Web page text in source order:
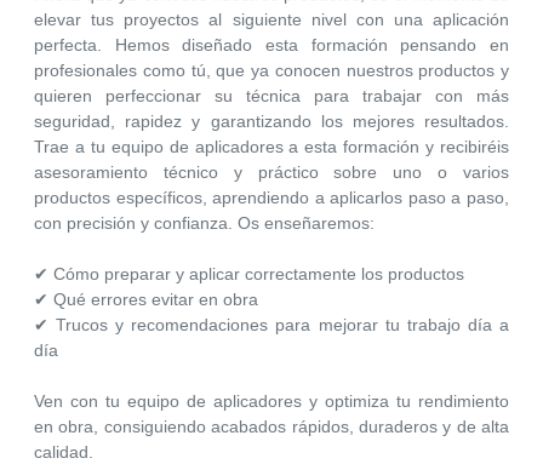
elevar tus proyectos al siguiente nivel con una aplicación
perfecta. Hemos diseñado esta formación pensando en
profesionales como tú, que ya conocen nuestros productos y
quieren perfeccionar su técnica para trabajar con más
seguridad, rapidez y garantizando los mejores resultados.
Trae a tu equipo de aplicadores a esta formación y recibiréis
asesoramiento técnico y práctico sobre uno o varios
productos específicos, aprendiendo a aplicarlos paso a paso,
con precisión y confianza. Os enseñaremos:
✔ Cómo preparar y aplicar correctamente los productos
✔ Qué errores evitar en obra
✔ Trucos y recomendaciones para mejorar tu trabajo día a
día
Ven con tu equipo de aplicadores y optimiza tu rendimiento
en obra, consiguiendo acabados rápidos, duraderos y de alta
calidad.